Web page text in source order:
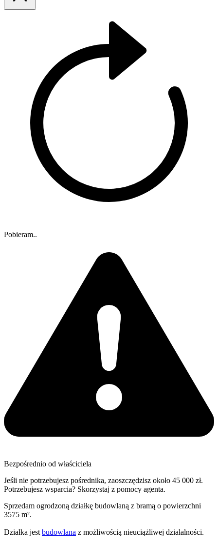
Pobieram..
Bezpośrednio od właściciela
Jeśli nie potrzebujesz pośrednika, zaoszczędzisz około 45 000 zł.
Potrzebujesz wsparcia? Skorzystaj z pomocy agenta.
Sprzedam ogrodzoną działkę budowlaną z bramą o powierzchni
3575 m².
Działka jest budowlana z możliwością nieuciążliwej działalności.